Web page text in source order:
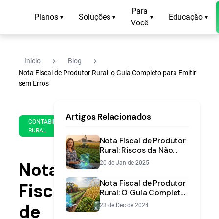
Planos ▾ Soluções ▾
Para
Você
▾ Educação ▾
Início navigate_next Blog navigate_next
Nota Fiscal de Produtor Rural: o Guia Completo para Emitir
sem Erros
CONTABILIDADE
RURAL
de
de
2023
min
leitura
Nota
Fiscal
de
Artigos Relacionados
Nota Fiscal de Produtor
Rural: Riscos da Não
Emissão e
Regularização
20 de Jan de 2025
Nota Fiscal de Produtor
Rural: O Guia Completo
para Preencher Sem
Erros
23 de Dec de 2024